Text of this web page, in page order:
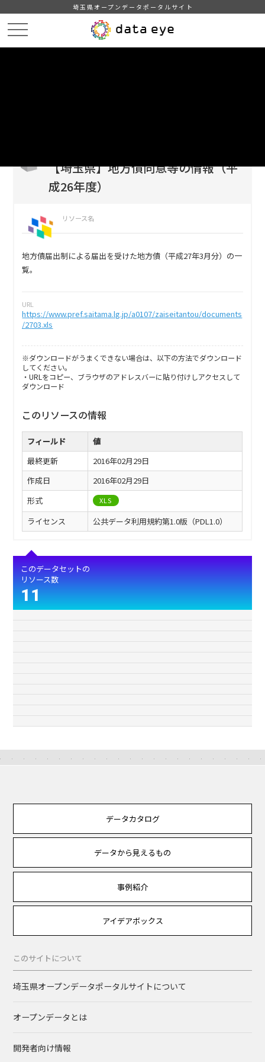
埼玉県オープンデータポータルサイト
【埼玉県】地方債同意等の情報（平
成26年度）
リソース名
地方債届出制による届出を受けた地方債（平成27年3月分）の一
覧。
URL
https://www.pref.saitama.lg.jp/a0107/zaiseitantou/documents
/2703.xls
※ダウンロードがうまくできない場合は、以下の方法でダウンロード
してください。
・URLをコピー、ブラウザのアドレスバーに貼り付けしアクセスして
ダウンロード
このリソースの情報
フィールド
値
最終更新
2016年02月29日
作成日
2016年02月29日
形式
XLS
ライセンス 公共データ利用規約第1.0版（PDL1.0）
このデータセットの
リソース数
11
データカタログ
データから見えるもの
事例紹介
アイデアボックス
このサイトについて
埼玉県オープンデータポータルサイトについて
オープンデータとは
開発者向け情報